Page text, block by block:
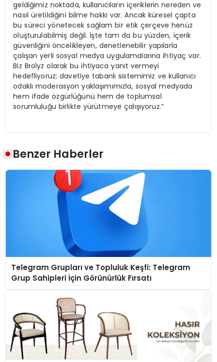
geldiğimiz noktada, kullanıcıların içeriklerin nereden ve
nasıl üretildiğini bilme hakkı var. Ancak küresel çapta
bu süreci yönetecek sağlam bir etik çerçeve henüz
oluşturulabilmiş değil. İşte tam da bu yüzden, içerik
güvenliğini öncelikleyen, denetlenebilir yapılarla
çalışan yerli sosyal medya uygulamalarına ihtiyaç var.
Biz Brolyz olarak bu ihtiyaca yanıt vermeyi
hedefliyoruz; davetiye tabanlı sistemimiz ve kullanıcı
odaklı moderasyon yaklaşımımızla, sosyal medyada
hem ifade özgürlüğünü hem de toplumsal
sorumluluğu birlikte yürütmeye çalışıyoruz.”
Benzer Haberler
Telegram Grupları ve Topluluk Keşfi: Telegram
Grup Sahipleri İçin Görünürlük Fırsatı